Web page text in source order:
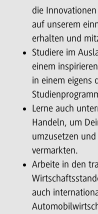
die
auf unserem
erhalten und
Studiere im
einem
in einem eigens
Lerne auch
Handeln, um
umzusetzen
vermarkten.
Arbeite in den
auch